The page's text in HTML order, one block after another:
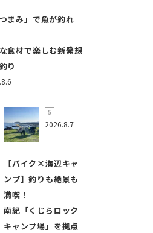
つまみ」で魚が釣れ
食材で楽しむ新発想
り
2026.8.7
【バイク×海辺キャ
ンプ】釣りも絶景も
満喫！
南紀「くじらロック
キャンプ場」を拠点